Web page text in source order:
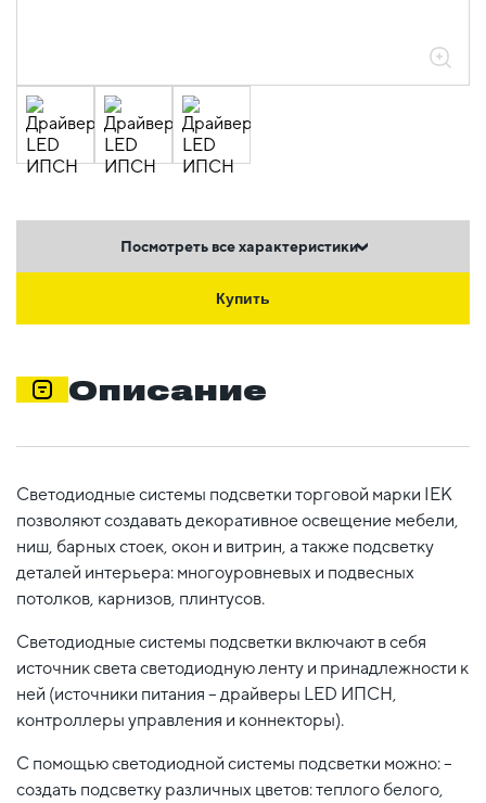
Посмотреть все характеристики
Купить
Описание
Светодиодные системы подсветки торговой марки IEK
позволяют создавать декоративное освещение мебели,
ниш, барных стоек, окон и витрин, а также подсветку
деталей интерьера: многоуровневых и подвесных
потолков, карнизов, плинтусов.
Светодиодные системы подсветки включают в себя
источник света светодиодную ленту и принадлежности к
ней (источники питания – драйверы LED ИПСН,
контроллеры управления и коннекторы).
С помощью светодиодной системы подсветки можно: –
создать подсветку различных цветов: теплого белого,